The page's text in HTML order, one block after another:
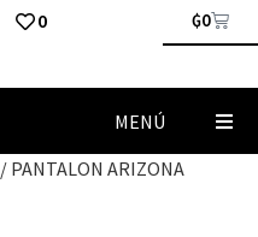
0 ₲0
MENÚ
/ PANTALON ARIZONA